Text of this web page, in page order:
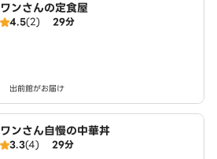
ワンさんの定食屋
4.5(2) 29分
出前館がお届け
ワンさん自慢の中華丼
3.3(4) 29分